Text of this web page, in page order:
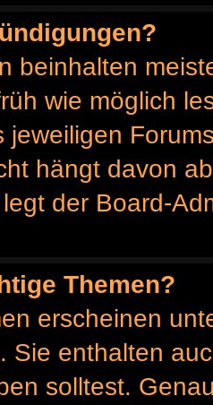
beinhalten
wie möglich
jeweiligen
hängt davon
der Board-
Themen?
erscheinen
Sie enthalten
solltest.